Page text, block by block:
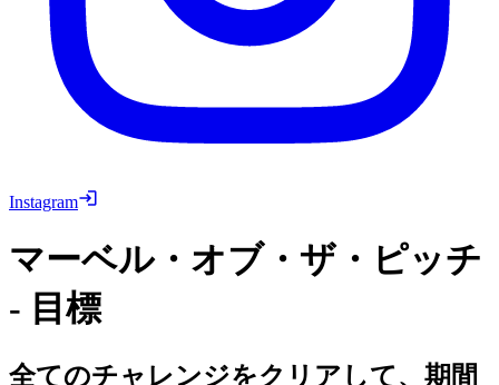
Instagram
マーベル・オブ・ザ・ピッチ
- 目標
全てのチャレンジをクリアして、期間